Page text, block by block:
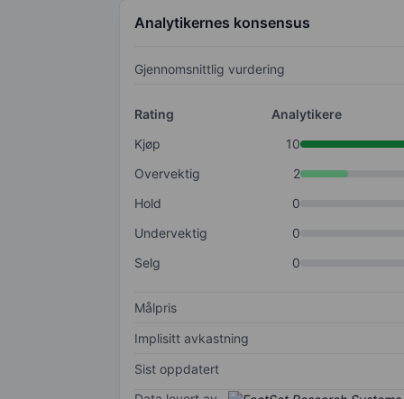
Analytikernes konsensus
Gjennomsnittlig vurdering
Rating
Analytikere
Kjøp
10
Overvektig
2
Hold
0
Undervektig
0
Selg
0
Målpris
Implisitt avkastning
Sist oppdatert